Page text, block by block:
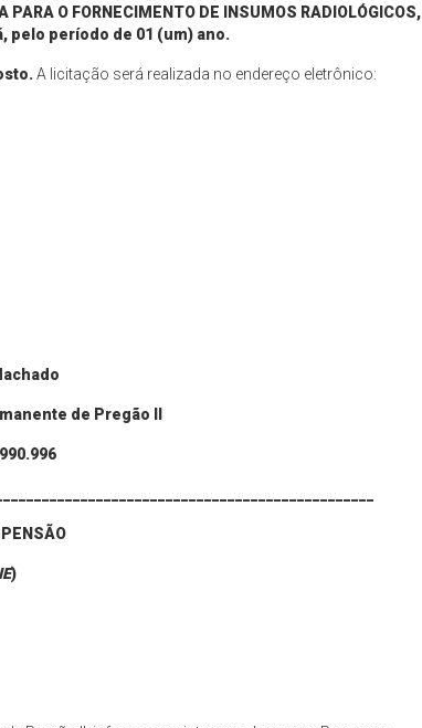
O FORNECIMENTO DE INSUMOS RADIOLÓGICOS,
, pelo período de 01 (um) ano.
A licitação será realizada no endereço eletrônico:
de Pregão II
)